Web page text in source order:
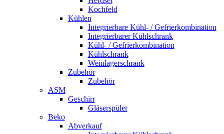
Kochfeld
Kühlen
Integrierbare Kühl- / Gefrierkombination
Integrierbarer Kühlschrank
Kühl- / Gefrierkombination
Kühlschrank
Weinlagerschrank
Zubehör
Zubehör
ASM
Geschirr
Gläserspüler
Beko
Abverkauf